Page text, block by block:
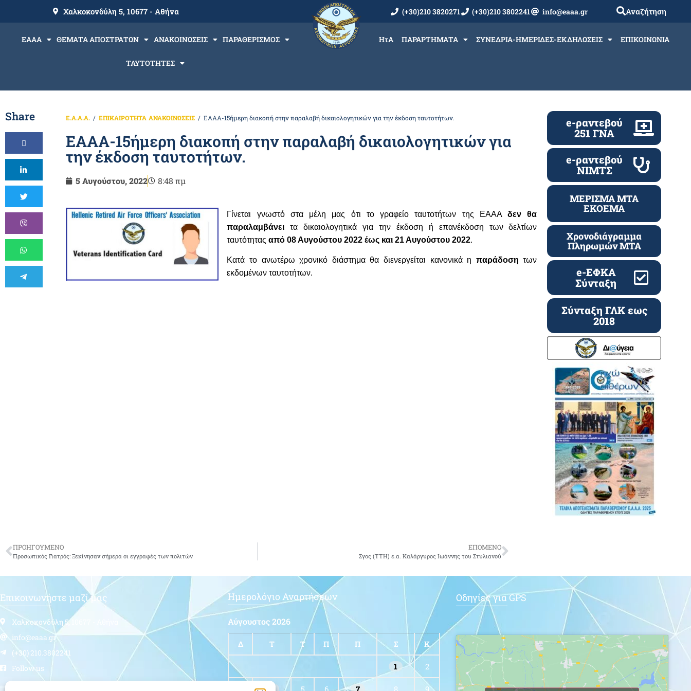
Χαλκοκονδύλη 5, 10677 - Αθήνα (+30)210 3820271 (+30)210 3802241 info@eaaa.gr Αναζήτηση
ΕΑΑΑ ΘΕΜΑΤΑ ΑΠΟΣΤΡΑΤΩΝ ΑΝΑΚΟΙΝΩΣΕΙΣ ΠΑΡΑΘΕΡΙΣΜΟΣ
ΤΑΥΤΟΤΗΤΕΣ
ΗτΑ ΠΑΡΑΡΤΗΜΑΤΑ ΣΥΝΕΔΡΙΑ-ΗΜΕΡΙΔΕΣ-ΕΚΔΗΛΩΣΕΙΣ ΕΠΙΚΟΙΝΩΝΙΑ
Share Ε.Α.Α.Α. ΕΠΙΚΑΙΡΟΤΗΤΑ ΑΝΑΚΟΙΝΩΣΕΙΣ ΕΑΑΑ-15ήμερη διακοπή στην παραλαβή δικαιολογητικών για την έκδοση ταυτοτήτων.
ΕΑΑΑ-15ήμερη διακοπή στην παραλαβή δικαιολογητικών για
την έκδοση ταυτοτήτων.
5 Αυγούστου, 2022 8:48 πμ
Γίνεται γνωστό στα μέλη μας ότι το γραφείο ταυτοτήτων της ΕΑΑΑδεν θα
παραλαμβάνει τα δικαιολογητικά για την έκδοση ή επανέκδοση των δελτίων
ταυτότηταςαπό 08 Αυγούστου 2022 έως και 21 Αυγούστου 2022.
Κατά το ανωτέρω χρονικό διάστημα θα διενεργείται κανονικά η παράδοση των
εκδομένων ταυτοτήτων.
e-ραντεβού
251 ΓΝΑ
e-ραντεβού
ΝΙΜΤΣ
ΜΕΡΙΣΜΑ ΜΤΑ
ΕΚΟΕΜΑ
Χρονοδιάγραμμα
Πληρωμών ΜΤΑ
e-ΕΦΚΑ
Σύνταξη
Σύνταξη ΓΛΚ εως
2018
ΠΡΟΗΓΟΥΜΕΝΟ
Προσωπικός Γιατρός: Ξεκίνησαν σήμερα οι εγγραφές των πολιτών
ΕΠΟΜΕΝΟ
Σγος (ΤΤΗ) ε.α. Καλάργυρος Ιωάννης του Στυλιανού
Επικοινωνήστε μαζί μας
Χαλκοκονδύλη 5, 10677 - Αθήνα
info@eaaa.gr
(+30) 210.3802241
Follow us
Ημερολόγιο Αναρτήσεων
Αύγουστος 2026
Δ Τ Τ Π Π Σ Κ
1 2
5 6 7 8 9
Οδηγίες για GPS